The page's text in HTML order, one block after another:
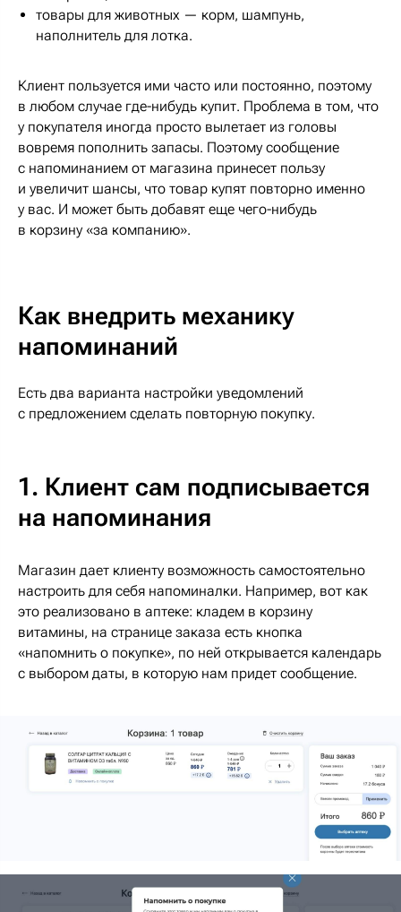
товары для животных — корм, шампунь,
наполнитель для лотка.
Клиент пользуется ими часто или постоянно, поэтому
в любом случае где-нибудь купит. Проблема в том, что
у покупателя иногда просто вылетает из головы
вовремя пополнить запасы. Поэтому сообщение
с напоминанием от магазина принесет пользу
и увеличит шансы, что товар купят повторно именно
у вас. И может быть добавят еще чего-нибудь
в корзину «за компанию».
Как внедрить механику
напоминаний
Есть два варианта настройки уведомлений
с предложением сделать повторную покупку.
1. Клиент сам подписывается
на напоминания
Магазин дает клиенту возможность самостоятельно
настроить для себя напоминалки. Например, вот как
это реализовано в аптеке: кладем в корзину
витамины, на странице заказа есть кнопка
«напомнить о покупке», по ней открывается календарь
с выбором даты, в которую нам придет сообщение.